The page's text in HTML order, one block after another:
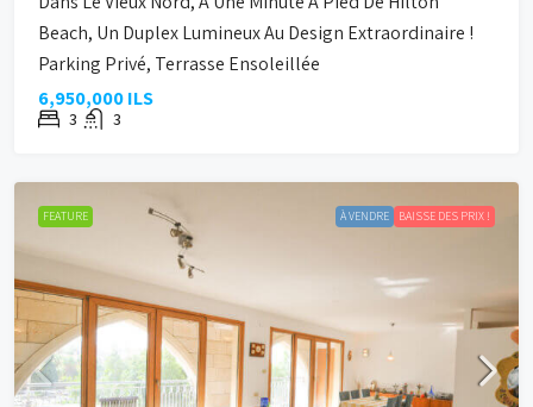
Beach, Un Duplex Lumineux Au Design Extraordinaire !
Parking Privé, Terrasse Ensoleillée
6,950,000 ILS
3 3
FEATURE À VENDRE BAISSE DES PRIX !